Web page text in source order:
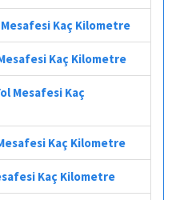
Mesafesi Kaç Kilometre
Kaç Kilometre
Mesafesi Kaç
Kaç Kilometre
Kaç Kilometre